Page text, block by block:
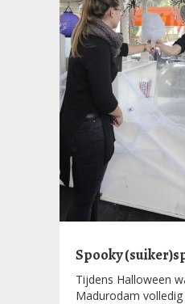
Spooky
Tijdens Halloween
Madurodam